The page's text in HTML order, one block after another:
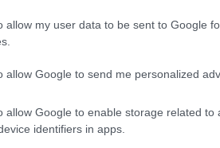
allow my user data to be sent to Google
allow Google to send me personalized
allow Google to enable storage related to
identifiers in apps.
española está condicionada por
los efectos de un episodio